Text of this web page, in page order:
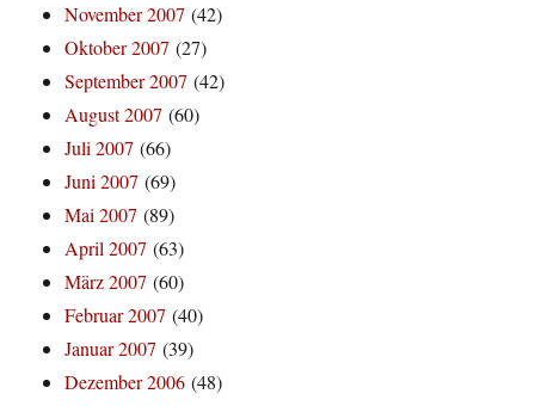
November 2007 (42)
Oktober 2007 (27)
September 2007 (42)
August 2007 (60)
Juli 2007 (66)
Juni 2007 (69)
Mai 2007 (89)
April 2007 (63)
März 2007 (60)
Februar 2007 (40)
Januar 2007 (39)
Dezember 2006 (48)